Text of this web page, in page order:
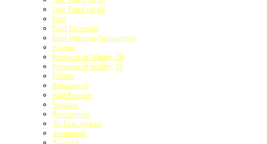
One Ton Cup 84
Paul
Paul Elvström
Paul Whiting (Silhouette)
Pionier
Prospect of Whitby III
Prospect of Whitby IV
Rabbit
Rainbow II
Red Rooster
Samsara
Revolution
Sir Max Aitken
Stormogel